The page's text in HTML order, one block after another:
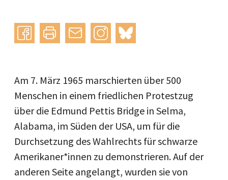
Instagram
bluesky
Am 7. März 1965 marschierten über 500
Menschen in einem friedlichen Protestzug
über die Edmund Pettis Bridge in Selma,
Alabama, im Süden der USA, um für die
Durchsetzung des Wahlrechts für schwarze
Amerikaner*innen zu demonstrieren. Auf der
anderen Seite angelangt, wurden sie von